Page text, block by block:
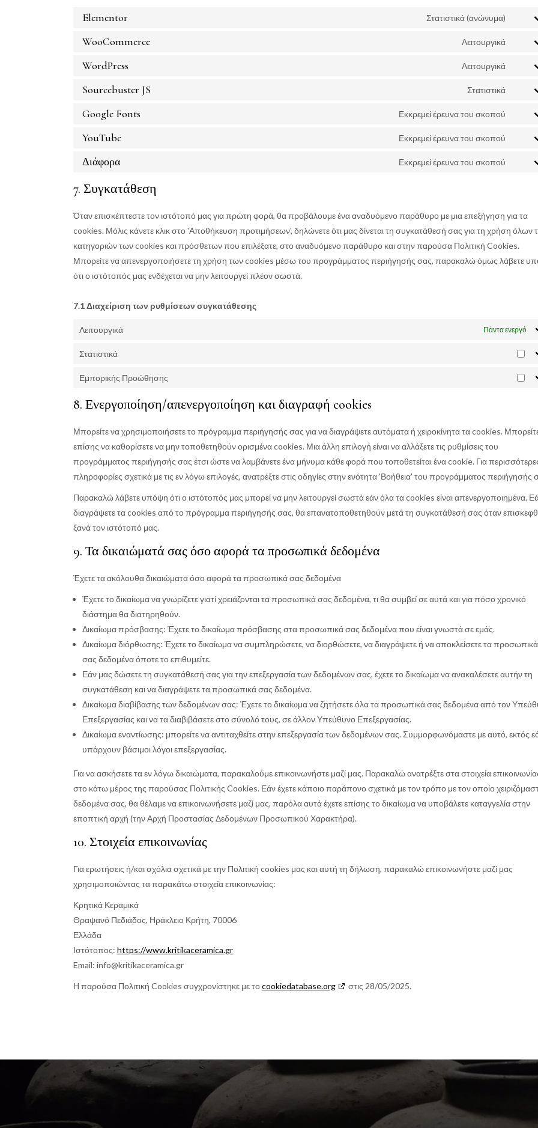
Elementor Στατιστικά (ανώνυμα)
WooCommerce Λειτουργικά
WordPress Λειτουργικά
Sourcebuster JS Στατιστικά
Google Fonts Εκκρεμεί έρευνα του σκοπού
YouTube Εκκρεμεί έρευνα του σκοπού
Διάφορα Εκκρεμεί έρευνα του σκοπού
7. Συγκατάθεση
Όταν επισκέπτεστε τον ιστότοπό μας για πρώτη φορά, θα προβάλουμε ένα αναδυόμενο παράθυρο με μια επεξήγηση για τα
cookies. Μόλις κάνετε κλικ στο 'Αποθήκευση προτιμήσεων', δηλώνετε ότι μας δίνεται τη συγκατάθεσή σας για τη χρήση όλων
κατηγοριών των cookies και πρόσθετων που επιλέξατε, στο αναδυόμενο παράθυρο και στην παρούσα Πολιτική Cookies.
Μπορείτε να απενεργοποιήσετε τη χρήση των cookies μέσω του προγράμματος περιήγησής σας, παρακαλώ όμως λάβετε
ότι ο ιστότοπός μας ενδέχεται να μην λειτουργεί πλέον σωστά.
7.1 Διαχείριση των ρυθμίσεων συγκατάθεσης
Λειτουργικά Πάντα ενεργό
Στατιστικά
Εμπορικής Προώθησης
8. Ενεργοποίηση/απενεργοποίηση και διαγραφή cookies
Μπορείτε να χρησιμοποιήσετε το πρόγραμμα περιήγησής σας για να διαγράψετε αυτόματα ή χειροκίνητα τα cookies.
επίσης να καθορίσετε να μην τοποθετηθούν ορισμένα cookies. Μια άλλη επιλογή είναι να αλλάξετε τις ρυθμίσεις του
προγράμματος περιήγησής σας έτσι ώστε να λαμβάνετε ένα μήνυμα κάθε φορά που τοποθετείται ένα cookie. Για
πληροφορίες σχετικά με τις εν λόγω επιλογές, ανατρέξτε στις οδηγίες στην ενότητα 'Βοήθεια' του προγράμματος περιήγησής
Παρακαλώ λάβετε υπόψη ότι ο ιστότοπός μας μπορεί να μην λειτουργεί σωστά εάν όλα τα cookies είναι απενεργοποιημένα.
διαγράψετε τα cookies από το πρόγραμμα περιήγησής σας, θα επανατοποθετηθούν μετά τη συγκατάθεσή σας όταν
ξανά τον ιστότοπό μας.
9. Τα δικαιώματά σας όσο αφορά τα προσωπικά δεδομένα
Έχετε τα ακόλουθα δικαιώματα όσο αφορά τα προσωπικά σας δεδομένα
Έχετε το δικαίωμα να γνωρίζετε γιατί χρειάζονται τα προσωπικά σας δεδομένα, τι θα συμβεί σε αυτά και για πόσο χρονικό
διάστημα θα διατηρηθούν.
Δικαίωμα πρόσβασης: Έχετε το δικαίωμα πρόσβασης στα προσωπικά σας δεδομένα που είναι γνωστά σε εμάς.
Δικαίωμα διόρθωσης: Έχετε το δικαίωμα να συμπληρώσετε, να διορθώσετε, να διαγράψετε ή να αποκλείσετε τα προσωπικά
σας δεδομένα όποτε το επιθυμείτε.
Εάν μας δώσετε τη συγκατάθεσή σας για την επεξεργασία των δεδομένων σας, έχετε το δικαίωμα να ανακαλέσετε αυτήν τη
συγκατάθεση και να διαγράψετε τα προσωπικά σας δεδομένα.
Δικαίωμα διαβίβασης των δεδομένων σας: Έχετε το δικαίωμα να ζητήσετε όλα τα προσωπικά σας δεδομένα από τον
Επεξεργασίας και να τα διαβιβάσετε στο σύνολό τους, σε άλλον Υπεύθυνο Επεξεργασίας.
Δικαίωμα εναντίωσης: μπορείτε να αντιταχθείτε στην επεξεργασία των δεδομένων σας. Συμμορφωνόμαστε με αυτό, εκτός
υπάρχουν βάσιμοι λόγοι επεξεργασίας.
Για να ασκήσετε τα εν λόγω δικαιώματα, παρακαλούμε επικοινωνήστε μαζί μας. Παρακαλώ ανατρέξτε στα στοιχεία
στο κάτω μέρος της παρούσας Πολιτικής Cookies. Εάν έχετε κάποιο παράπονο σχετικά με τον τρόπο με τον οποίο
δεδομένα σας, θα θέλαμε να επικοινωνήσετε μαζί μας, παρόλα αυτά έχετε επίσης το δικαίωμα να υποβάλετε καταγγελία στην
εποπτική αρχή (την Αρχή Προστασίας Δεδομένων Προσωπικού Χαρακτήρα).
10. Στοιχεία επικοινωνίας
Για ερωτήσεις ή/και σχόλια σχετικά με την Πολιτική cookies μας και αυτή τη δήλωση, παρακαλώ επικοινωνήστε μαζί μας
χρησιμοποιώντας τα παρακάτω στοιχεία επικοινωνίας:
Κρητικά Κεραμικά
Θραψανό Πεδιάδος, Ηράκλειο Κρήτη, 70006
Ελλάδα
Ιστότοπος: https://www.kritikaceramica.gr
Email: info@kritikaceramica.gr
Η παρούσα Πολιτική Cookies συγχρονίστηκε με τοcookiedatabase.org στις 28/05/2025.